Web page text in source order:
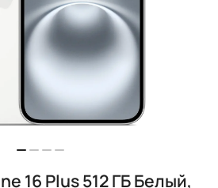
16 Plus 512 ГБ Белый,